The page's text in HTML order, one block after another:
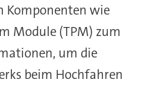
Komponenten wie
Module (TPM) zum
um die
beim Hochfahren